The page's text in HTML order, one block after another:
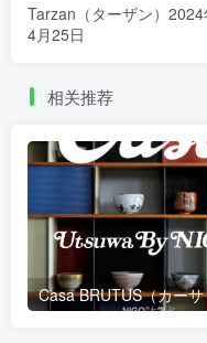
Tarzan（ターザン）
4月25日
相关推荐